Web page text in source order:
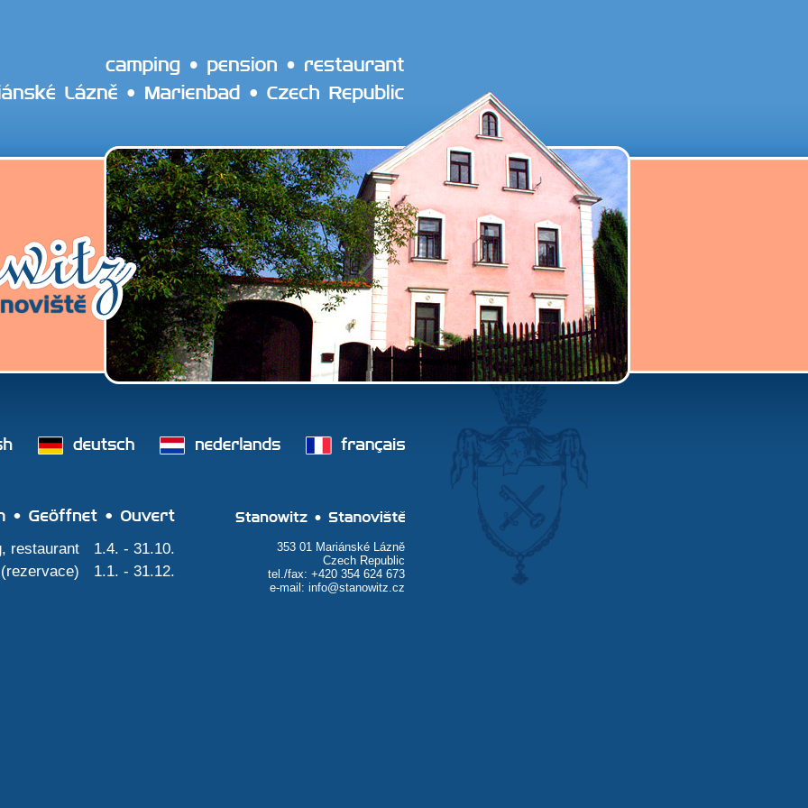
camping • pension • restaurant
Lázně • Marienbad • Czech Republic
Stanowitz • Stanoviště
353 01 Mariánské Lázně
Czech Republic
tel./fax: +420 354 624 673
e-mail: info@stanowitz.cz
Open • Geöffnet • Ouvert
restaurant
1.4. - 31.10.
rezervace) 1.1. - 31.12.